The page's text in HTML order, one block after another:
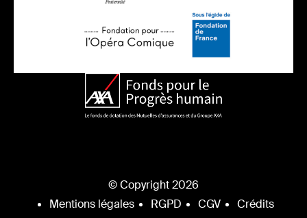
© Copyright 2026
Mentions légales
RGPD CGV
Crédits